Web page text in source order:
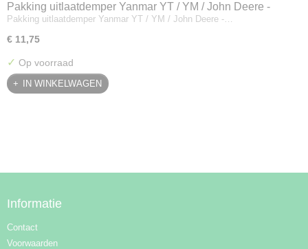
Pakking uitlaatdemper Yanmar YT / YM / John Deere -
128300-13230
Pakking uitlaatdemper Yanmar YT / YM / John Deere -…
€ 11,75
✓ Op voorraad
IN WINKELWAGEN
Informatie
Contact
Voorwaarden